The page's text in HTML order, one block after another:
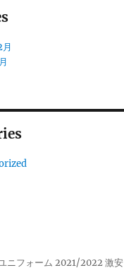
ニフォーム 2021/2022 激安